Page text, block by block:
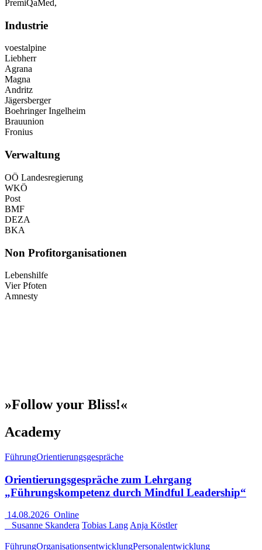
PremiQaMed,
Industrie
voestalpine
Liebherr
Agrana
Magna
Andritz
Jägersberger
Boehringer Ingelheim
Brauunion
Fronius
Verwaltung
OÖ Landesregierung
WKÖ
Post
BMF
DEZA
BKA
Non Profitorganisationen
Lebenshilfe
Vier Pfoten
Amnesty
»Follow your Bliss!«
Academy
FührungOrientierungsgespräche
Orientierungsgespräche zum Lehrgang
„Führungskompetenz durch Mindful Leadership“
14.08.2026 Online
Susanne Skandera Tobias LangAnja Köstler
FührungOrganisationsentwicklungPersonalentwicklung